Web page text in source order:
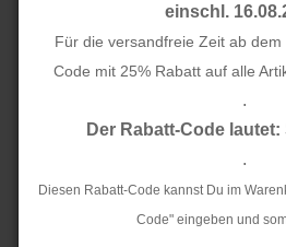
einschl.
Für die versandfreie Zeit ab
Code mit 25% Rabatt auf alle
.
Der Rabatt-Code lautet:
.
Diesen Rabatt-Code kannst Du im
Code" eingeben und